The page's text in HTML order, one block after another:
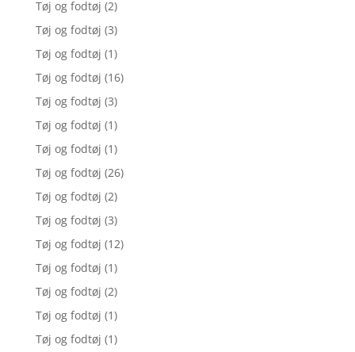
Tøj og fodtøj (2)
Tøj og fodtøj (3)
Tøj og fodtøj (1)
Tøj og fodtøj (16)
Tøj og fodtøj (3)
Tøj og fodtøj (1)
Tøj og fodtøj (1)
Tøj og fodtøj (26)
Tøj og fodtøj (2)
Tøj og fodtøj (3)
Tøj og fodtøj (12)
Tøj og fodtøj (1)
Tøj og fodtøj (2)
Tøj og fodtøj (1)
Tøj og fodtøj (1)